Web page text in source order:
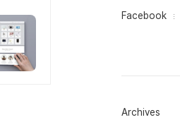
페
그
Facebook
Archives